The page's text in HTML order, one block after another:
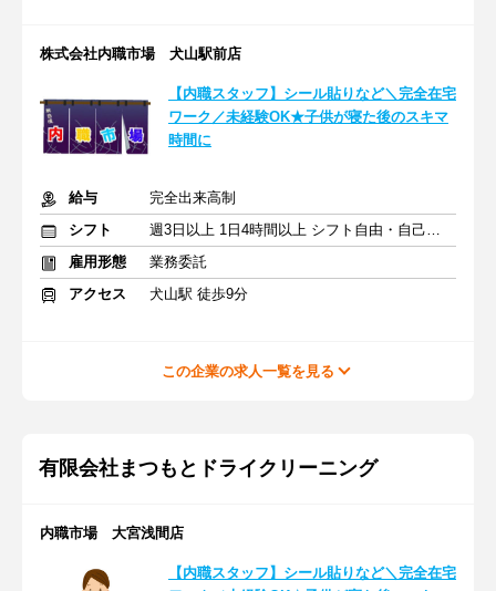
株式会社内職市場 犬山駅前店
【内職スタッフ】シール貼りなど＼完全在宅
ワーク／未経験OK★子供が寝た後のスキマ
時間に
給与
完全出来高制
シフト
週3日以上 1日4時間以上 シフト自由・自己申告
雇用形態
業務委託
アクセス
犬山駅 徒歩9分
この企業の求人一覧を見る
有限会社まつもとドライクリーニング
内職市場 大宮浅間店
【内職スタッフ】シール貼りなど＼完全在宅